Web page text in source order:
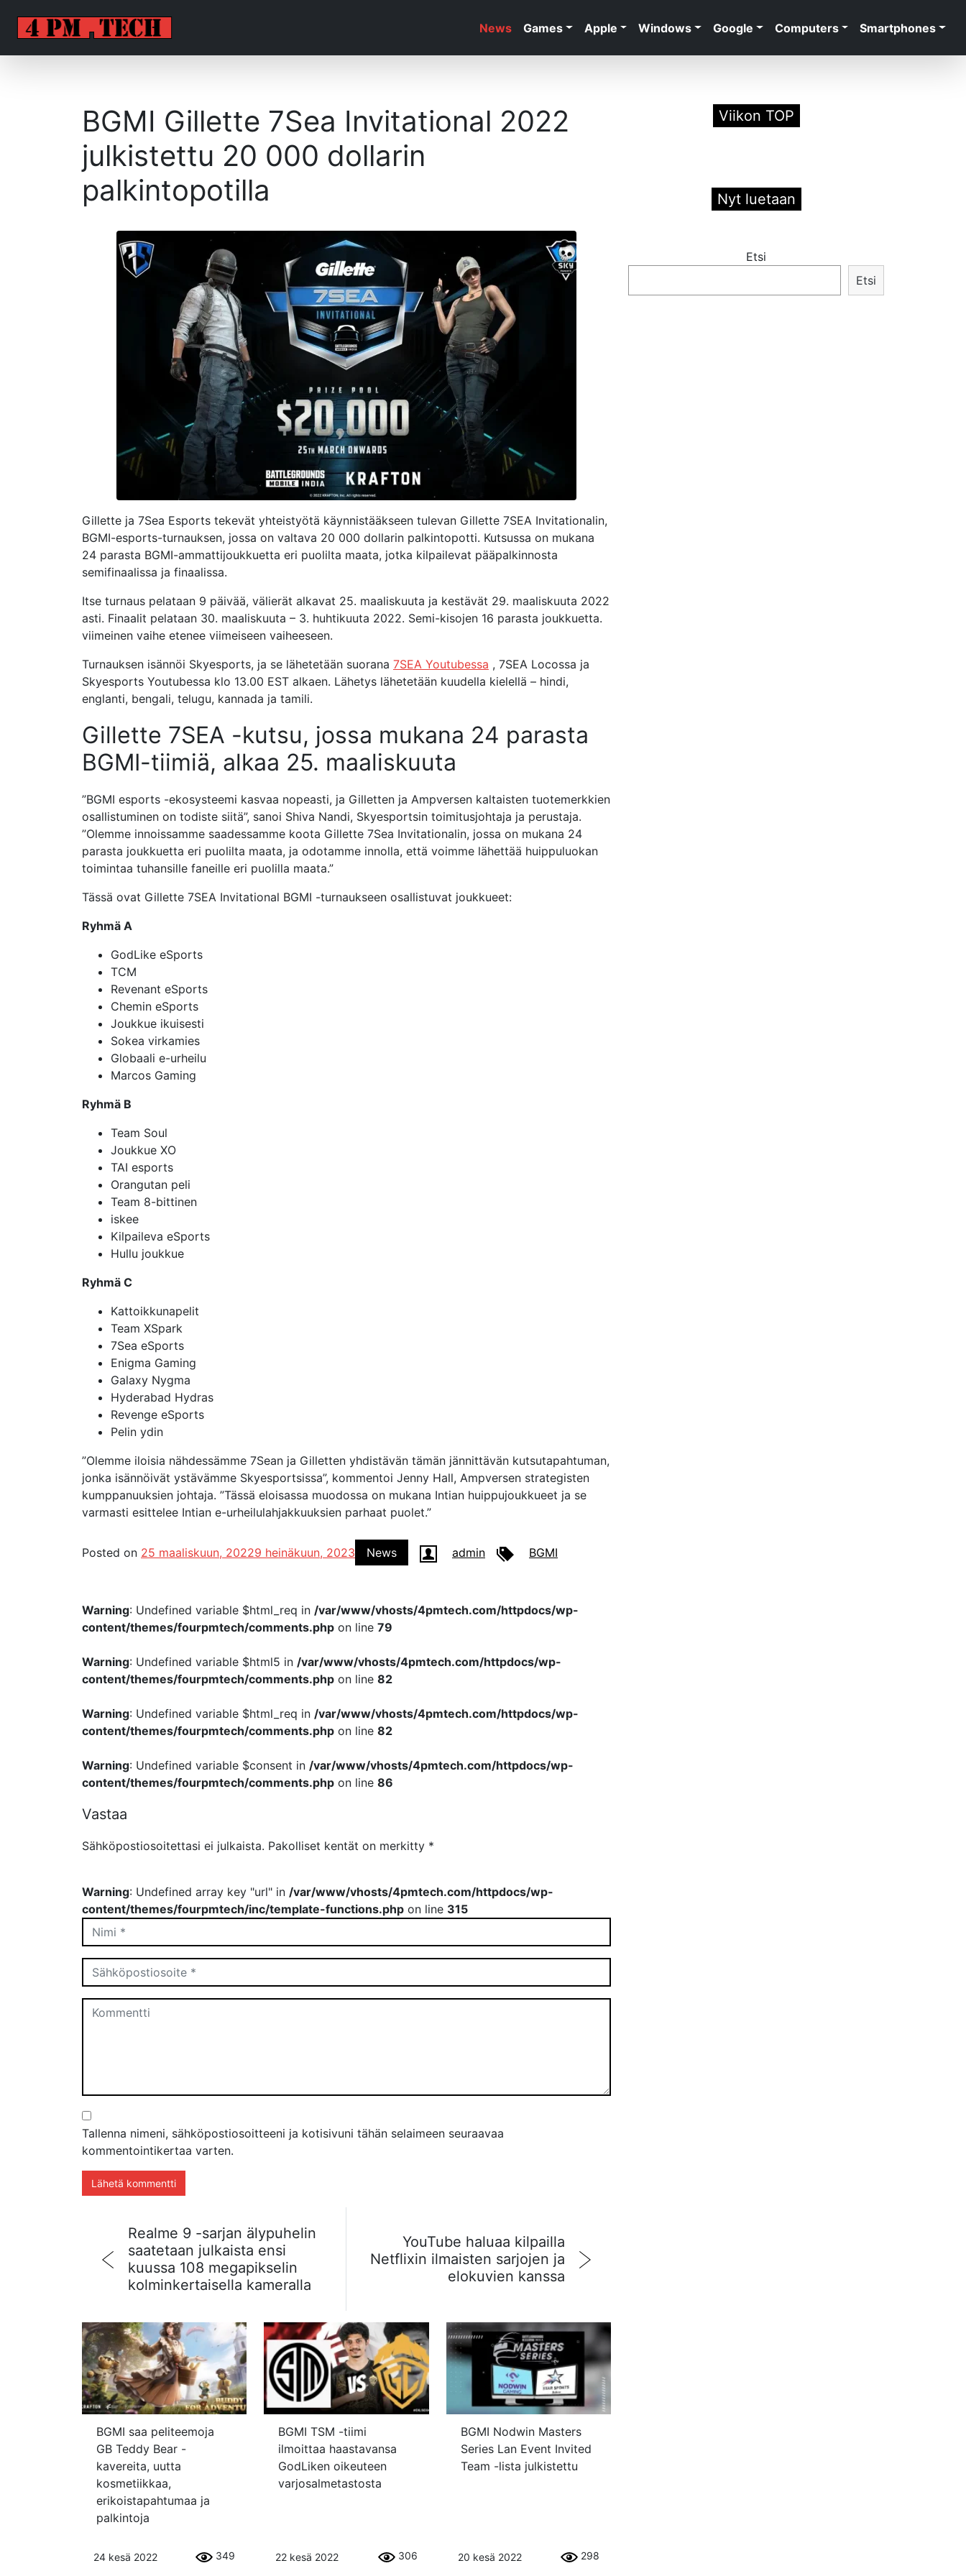
News Games Apple Windows Google Computers Smartphones
BGMI Gillette 7Sea Invitational 2022
julkistettu 20 000 dollarin
palkintopotilla
Gillette ja 7Sea Esports tekevät yhteistyötä käynnistääkseen tulevan Gillette 7SEA Invitationalin,
BGMI-esports-turnauksen, jossa on valtava 20 000 dollarin palkintopotti. Kutsussa on mukana
24 parasta BGMI-ammattijoukkuetta eri puolilta maata, jotka kilpailevat pääpalkinnosta
semifinaalissa ja finaalissa.
Itse turnaus pelataan 9 päivää, välierät alkavat 25. maaliskuuta ja kestävät 29. maaliskuuta 2022
asti. Finaalit pelataan 30. maaliskuuta – 3. huhtikuuta 2022. Semi-kisojen 16 parasta joukkuetta.
viimeinen vaihe etenee viimeiseen vaiheeseen.
Turnauksen isännöi Skyesports, ja se lähetetään suorana 7SEA Youtubessa , 7SEA Locossa ja
Skyesports Youtubessa klo 13.00 EST alkaen. Lähetys lähetetään kuudella kielellä – hindi,
englanti, bengali, telugu, kannada ja tamili.
Gillette 7SEA -kutsu, jossa mukana 24 parasta
BGMI-tiimiä, alkaa 25. maaliskuuta
”BGMI esports -ekosysteemi kasvaa nopeasti, ja Gilletten ja Ampversen kaltaisten tuotemerkkien
osallistuminen on todiste siitä”, sanoi Shiva Nandi, Skyesportsin toimitusjohtaja ja perustaja.
”Olemme innoissamme saadessamme koota Gillette 7Sea Invitationalin, jossa on mukana 24
parasta joukkuetta eri puolilta maata, ja odotamme innolla, että voimme lähettää huippuluokan
toimintaa tuhansille faneille eri puolilla maata.”
Tässä ovat Gillette 7SEA Invitational BGMI -turnaukseen osallistuvat joukkueet:
Ryhmä A
GodLike eSports
TCM
Revenant eSports
Chemin eSports
Joukkue ikuisesti
Sokea virkamies
Globaali e-urheilu
Marcos Gaming
Ryhmä B
Team Soul
Joukkue XO
TAI esports
Orangutan peli
Team 8-bittinen
iskee
Kilpaileva eSports
Hullu joukkue
Ryhmä C
Kattoikkunapelit
Team XSpark
7Sea eSports
Enigma Gaming
Galaxy Nygma
Hyderabad Hydras
Revenge eSports
Pelin ydin
”Olemme iloisia nähdessämme 7Sean ja Gilletten yhdistävän tämän jännittävän kutsutapahtuman,
jonka isännöivät ystävämme Skyesportsissa”, kommentoi Jenny Hall, Ampversen strategisten
kumppanuuksien johtaja. ”Tässä eloisassa muodossa on mukana Intian huippujoukkueet ja se
varmasti esittelee Intian e-urheilulahjakkuuksien parhaat puolet.”
Posted on 25 maaliskuun, 20229 heinäkuun, 2023 News admin BGMI
Warning: Undefined variable $html_req in /var/www/vhosts/4pmtech.com/httpdocs/wp-
content/themes/fourpmtech/comments.php on line 79
Warning: Undefined variable $html5 in /var/www/vhosts/4pmtech.com/httpdocs/wp-
content/themes/fourpmtech/comments.php on line 82
Warning: Undefined variable $html_req in /var/www/vhosts/4pmtech.com/httpdocs/wp-
content/themes/fourpmtech/comments.php on line 82
Warning: Undefined variable $consent in /var/www/vhosts/4pmtech.com/httpdocs/wp-
content/themes/fourpmtech/comments.php on line 86
Vastaa
Sähköpostiosoitettasi ei julkaista. Pakolliset kentät on merkitty *
Warning: Undefined array key "url" in /var/www/vhosts/4pmtech.com/httpdocs/wp-
content/themes/fourpmtech/inc/template-functions.php on line 315
Tallenna nimeni, sähköpostiosoitteeni ja kotisivuni tähän selaimeen seuraavaa
kommentointikertaa varten.
Realme 9 -sarjan älypuhelin
saatetaan julkaista ensi
kuussa 108 megapikselin
kolminkertaisella kameralla
YouTube haluaa kilpailla
Netflixin ilmaisten sarjojen ja
elokuvien kanssa
BGMI saa peliteemoja
GB Teddy Bear -
kavereita, uutta
kosmetiikkaa,
erikoistapahtumaa ja
palkintoja
24 kesä 2022 349
BGMI TSM -tiimi
ilmoittaa haastavansa
GodLiken oikeuteen
varjosalmetastosta
22 kesä 2022 306
BGMI Nodwin Masters
Series Lan Event Invited
Team -lista julkistettu
20 kesä 2022 298
Viikon TOP
Nyt luetaan
Etsi
Etsi